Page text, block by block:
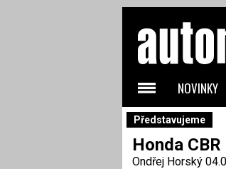
Představujeme
Honda
Ondřej Horský
NOVINKY